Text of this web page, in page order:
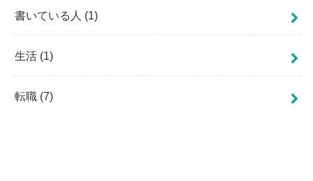
書いている人 (1)
生活 (1)
転職 (7)